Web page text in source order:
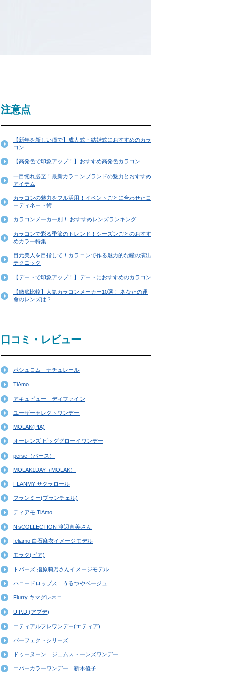
注意点
【新年を新しい瞳で】成人式・結婚式におすすめのカラ
コン
【高発色で印象アップ！】おすすめ高発色カラコン
一目惚れ必至！最新カラコンブランドの魅力とおすすめ
アイテム
カラコンの魅力をフル活用！イベントごとに合わせたコ
ーディネート術
カラコンメーカー別！ おすすめレンズランキング
カラコンで彩る季節のトレンド！シーズンごとのおすす
めカラー特集
目元美人を目指して！カラコンで作る魅力的な瞳の演出
テクニック
【デートで印象アップ！】デートにおすすめのカラコン
【徹底比較】人気カラコンメーカー10選！ あなたの運
命のレンズは？
口コミ・レビュー
ボシュロム ナチュレール
TiAmo
アキュビュー ディファイン
ユーザーセレクトワンデー
MOLAK(PIA)
オーレンズ ビッググローイワンデー
perse（パース）
MOLAK1DAY（MOLAK）
FLANMY サクラロール
フランミー(ブランチェル)
ティアモ TiAmo
N’sCOLLECTION 渡辺直美さん
feliamo 白石麻衣イメージモデル
モラク(ピア)
トパーズ 指原莉乃さんイメージモデル
ハニードロップス うるつやベージュ
Flurry キマグレネコ
U.P.D.(アプデ)
エティアルフレワンデー(エティア)
パーフェクトシリーズ
ドゥーヌーン ジェムストーンズワンデー
エバーカラーワンデー 新木優子